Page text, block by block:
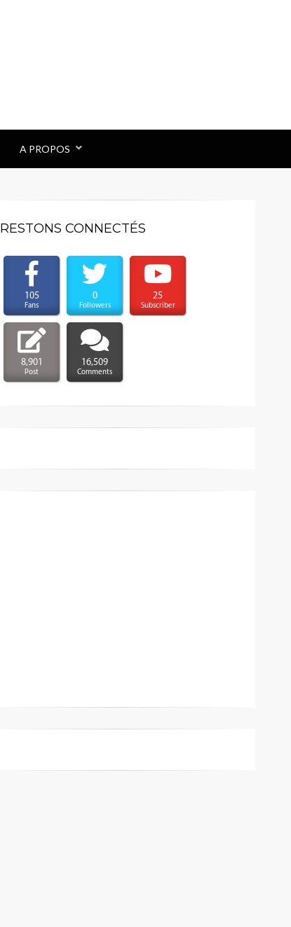
A PROPOS
RESTONS CONNECTÉS
105
Fans
0
Followers
25
Subscriber
8,901
Post
16,509
Comments